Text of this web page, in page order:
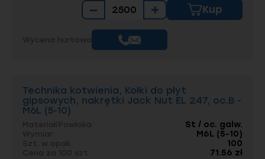
− + Kup
Technika kotwienia, Kołki do płyt
gipsowych, nakrętki Jack Nut EL 247, oc.B -
M6L (5-10)
St / oc. galw.
M6L (5-10)
100
71.56 zł